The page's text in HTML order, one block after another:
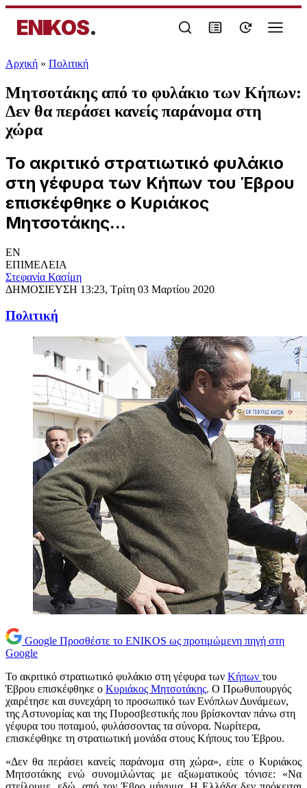
ENIKOS.
Αρχική » Πολιτική
Μητσοτάκης από το φυλάκιο των Κήπων:
Δεν θα περάσει κανείς παράνομα στη
χώρα
Το ακριτικό στρατιωτικό φυλάκιο
στη γέφυρα των Κήπων του Έβρου
επισκέφθηκε ο Κυριάκος
Μητσοτάκης...
EN
ΕΠΙΜΕΛΕΙΑ
Στεφανία Κασίμη
ΔΗΜΟΣΙΕΥΣΗ 13:23, Τρίτη 03 Μαρτίου 2020
Πολιτική
Google Προσθέστε το ENIKOS ως προτιμώμενη πηγή στη
Google
Το ακριτικό στρατιωτικό φυλάκιο στη γέφυρα των Κήπων του
Έβρου επισκέφθηκε ο Κυριάκος Μητσοτάκης. Ο Πρωθυπουργός
χαιρέτησε και συνεχάρη το προσωπικό των Ενόπλων Δυνάμεων,
της Αστυνομίας και της Πυροσβεστικής που βρίσκονταν πάνω στη
γέφυρα του ποταμού, φυλάσσοντας τα σύνορα. Νωρίτερα,
επισκέφθηκε τη στρατιωτική μονάδα στους Κήπους του Έβρου.
«Δεν θα περάσει κανείς παράνομα στη χώρα», είπε ο Κυριάκος
Μητσοτάκης ενώ συνομιλώντας με αξιωματικούς τόνισε: «Να